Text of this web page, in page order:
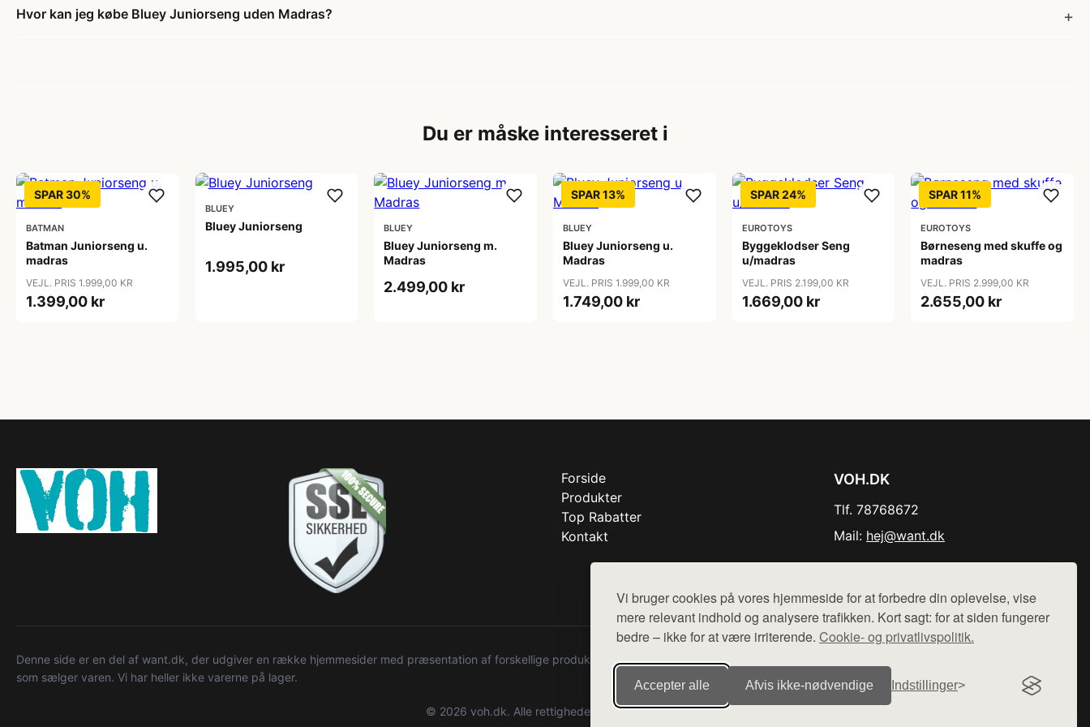
Vi bruger cookies på vores hjemmeside for at forbedre din oplevelse, vise
mere relevant indhold og analysere trafikken. Kort sagt: for at siden fungerer
bedre – ikke for at være irriterende. Cookie- og privatlivspolitik.
Accepter alle Afvis ikke‑nødvendige Indstillinger
Hvor kan jeg købe Bluey Juniorseng uden Madras?
Du er måske interesseret i
SPAR 30%
BATMAN
Batman Juniorseng u.
madras
VEJL. PRIS 1.999,00 KR
1.399,00 kr
BLUEY
Bluey Juniorseng
1.995,00 kr
BLUEY
Bluey Juniorseng m.
Madras
2.499,00 kr
SPAR 13%
BLUEY
Bluey Juniorseng u.
Madras
VEJL. PRIS 1.999,00 KR
1.749,00 kr
SPAR 24%
EUROTOYS
Byggeklodser Seng
u/madras
VEJL. PRIS 2.199,00 KR
1.669,00 kr
SPAR 11%
EUROTOYS
Børneseng med skuffe og
madras
VEJL. PRIS 2.999,00 KR
2.655,00 kr
Forside
Produkter
Top Rabatter
Kontakt
VOH.DK
Tlf. 78768672
Mail: hej@want.dk
Denne side er en del af want.dk, der udgiver en række hjemmesider med præsentation af forskellige produkter fra diverse webshops. Der sælges ikke varer fra denne side - vi henviser til de shops,
som sælger varen. Vi har heller ikke varerne på lager.
© 2026 voh.dk. Alle rettigheder forbeholdes.